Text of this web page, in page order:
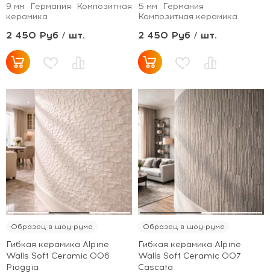
9 мм
Германия
Композитная
керамика
2 450 Руб / шт.
5 мм
Германия
Композитная керамика
2 450 Руб / шт.
Образец в шоу-руме
Гибкая керамика Alpine
Walls Soft Ceramic 006
Pioggia
Образец в шоу-руме
Гибкая керамика Alpine
Walls Soft Ceramic 007
Cascata